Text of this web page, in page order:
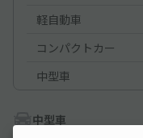
軽自動車
コンパクトカー
中型車
中型車